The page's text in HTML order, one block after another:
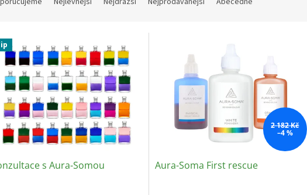
s Aura-Somou
2 182 Kč
–4 %
Aura-Soma First rescue